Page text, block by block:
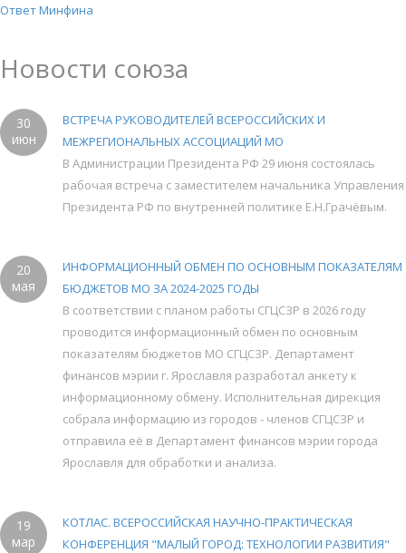
Ответ Минфина
Новости союза
30
июн
ВСТРЕЧА РУКОВОДИТЕЛЕЙ ВСЕРОССИЙСКИХ И
МЕЖРЕГИОНАЛЬНЫХ АССОЦИАЦИЙ МО
В Администрации Президента РФ 29 июня состоялась
рабочая встреча с заместителем начальника Управления
Президента РФ по внутренней политике Е.Н.Грачёвым.
20
мая
ИНФОРМАЦИОННЫЙ ОБМЕН ПО ОСНОВНЫМ ПОКАЗАТЕЛЯМ
БЮДЖЕТОВ МО ЗА 2024-2025 ГОДЫ
В соответствии с планом работы СГЦСЗР в 2026 году
проводится информационный обмен по основным
показателям бюджетов МО СГЦСЗР. Департамент
финансов мэрии г. Ярославля разработал анкету к
информационному обмену. Исполнительная дирекция
собрала информацию из городов - членов СГЦСЗР и
отправила её в Департамент финансов мэрии города
Ярославля для обработки и анализа.
19
мар
КОТЛАС. ВСЕРОССИЙСКАЯ НАУЧНО-ПРАКТИЧЕСКАЯ
КОНФЕРЕНЦИЯ "МАЛЫЙ ГОРОД: ТЕХНОЛОГИИ РАЗВИТИЯ"